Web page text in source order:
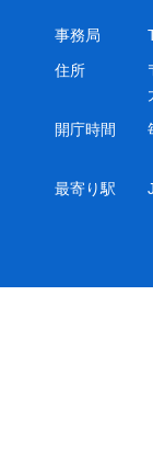
事務局
住所
開庁時間
最寄り駅